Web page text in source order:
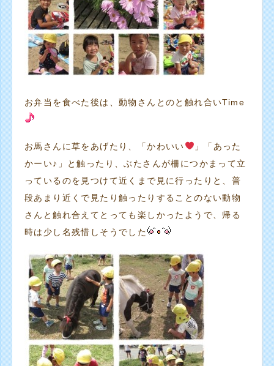
お弁当を食べた後は、動物さんとのと触れ合いTime
お馬さんに草をあげたり、「かわいい
」「あった
かーい♪」と触ったり、ぶたさんが柵につかまって立
っているのを見つけて近くまで見に行ったりと、普
段あまり近くで見たり触ったりすることのない動物
さんと触れ合えてとっても楽しかったようで、帰る
時は少し名残惜しそうでした